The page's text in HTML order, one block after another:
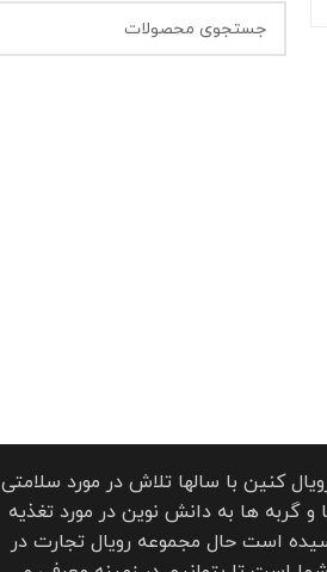
کنین با سالها تلاش در مورد سلامتی
گربه ها به دانش نوین در مورد تغذیه
است حال مجموعه رویال تجارت در